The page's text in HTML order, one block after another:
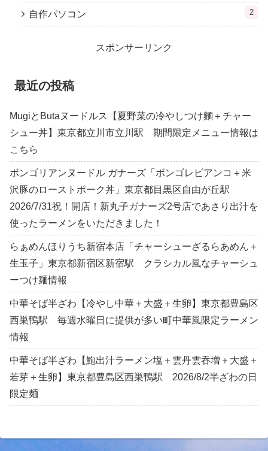
自作パソコン 2
スポンサーリンク
最近の投稿
MugiとButaヌードルス【夏野菜の冷やしつけ麵＋チャー
シュー丼】東京都立川市立川駅 期間限定メニュー情報は
こちら
ボンゴリアンヌードル ガナーズ「ボンゴレビアンコ＋米
沢豚のローストポーク丼」東京都目黒区自由が丘駅
2026/7/31祝！開店！新丸子ガナーズ2号店であさり出汁を
使ったラーメンをいただきました！
らぁめんほりうち新宿本店「チャーシューざるらあめん＋
生玉子」東京都新宿区新宿駅 クラシカル風なチャーシュ
ーつけ麺情報
中華そば半ざわ【冷やし中華＋大盛＋生卵】東京都豊島区
西巣鴨駅 毎週水曜日に提供が多い町中華風限定ラーメン
情報
中華そば半ざわ【鮑出汁ラーメン塩＋雲丹雲吞増＋大盛＋
若芽＋生卵】東京都豊島区西巣鴨駅 2026/8/2半ざわの日
限定麺